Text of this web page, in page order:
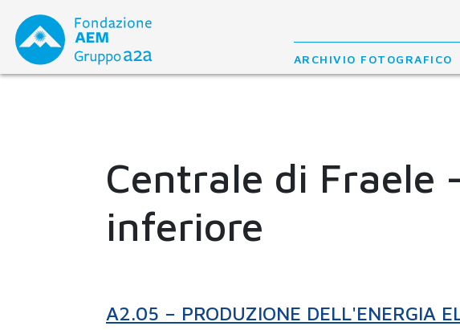
content
ARCHIVIO FOTOGRAFICO
Centrale di Fraele
inferiore
A2.05 – PRODUZIONE DELL'ENERGIA